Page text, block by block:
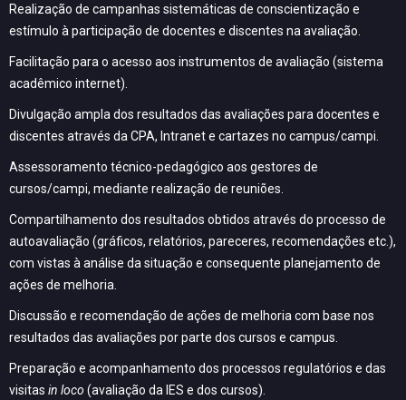
Realização de campanhas sistemáticas de conscientização e
estímulo à participação de docentes e discentes na avaliação.
Facilitação para o acesso aos instrumentos de avaliação (sistema
acadêmico internet).
Divulgação ampla dos resultados das avaliações para docentes e
discentes através da CPA, Intranet e cartazes no campus/campi.
Assessoramento técnico-pedagógico aos gestores de
cursos/campi, mediante realização de reuniões.
Compartilhamento dos resultados obtidos através do processo de
autoavaliação (gráficos, relatórios, pareceres, recomendações etc.),
com vistas à análise da situação e consequente planejamento de
ações de melhoria.
Discussão e recomendação de ações de melhoria com base nos
resultados das avaliações por parte dos cursos e campus.
Preparação e acompanhamento dos processos regulatórios e das
visitas in loco (avaliação da IES e dos cursos).